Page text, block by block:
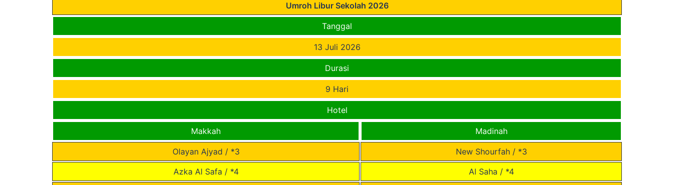
Umroh Libur Sekolah 2026
Tanggal
13 Juli 2026
Durasi
9 Hari
Hotel
Makkah Madinah
Olayan Ajyad / *3
New Shourfah / *3
Azka Al Safa / *4
Al Saha / *4